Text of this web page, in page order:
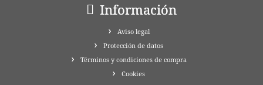
Información
Aviso legal
Protección de datos
Términos y condiciones de compra
Cookies